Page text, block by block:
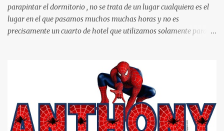
parapintar el dormitorio , no se trata de un lugar cualquiera es el
lugar en el que pasamos muchos muchas horas y no es
precisamente un cuarto de hotel que utilizamos solamente para
cómodo y también para nuestra vista. Te mostramos algunas
sugerencias que pueden brindar la elegancia y estilo que buscas
para tu dormitorio. El color naranja es una buena opción para
recibir esa luz y felicidad que todo ser humano necesita. El color
blanco es ideal para lograr el relax total, es un color que va con
todo y además es color bastante limpio que te dará esa sensación